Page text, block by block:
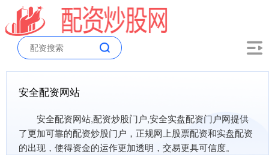
安全配资网站
安全配资网站,配资炒股门户,安全实盘配资门户网提供
了更加可靠的配资炒股门户，正规网上股票配资和实盘配资
的出现，使得资金的运作更加透明，交易更具可信度。